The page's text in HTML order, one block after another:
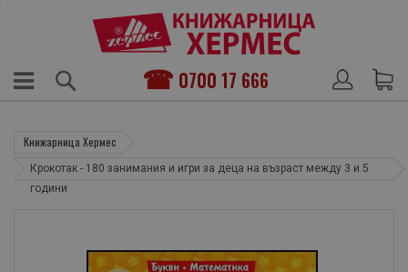
0700 17 666
Книжарница Хермес
Крокотак - 180 занимания и игри за деца на възраст между 3 и 5
години